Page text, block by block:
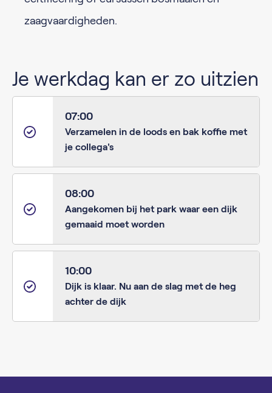
zaagvaardigheden.
Je werkdag kan er zo uitzien
07:00
Verzamelen in de loods en bak koffie met
je collega's
08:00
Aangekomen bij het park waar een dijk
gemaaid moet worden
10:00
Dijk is klaar. Nu aan de slag met de heg
achter de dijk